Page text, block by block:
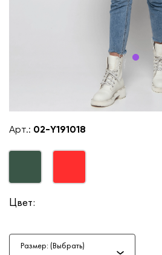
Арт.: 02-Y191018
Цвет:
Размер: (Выбрать)